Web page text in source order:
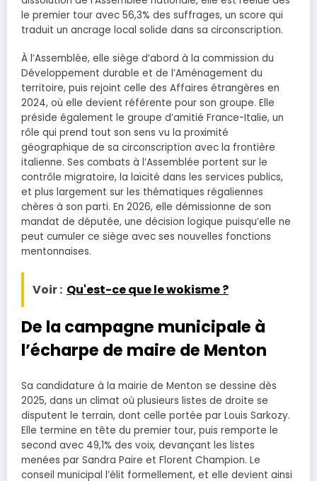
le premier tour avec 56,3% des suffrages, un score qui
traduit un ancrage local solide dans sa circonscription.
À l’Assemblée, elle siège d’abord à la commission du
Développement durable et de l’Aménagement du
territoire, puis rejoint celle des Affaires étrangères en
2024, où elle devient référente pour son groupe. Elle
préside également le groupe d’amitié France-Italie, un
rôle qui prend tout son sens vu la proximité
géographique de sa circonscription avec la frontière
italienne. Ses combats à l’Assemblée portent sur le
contrôle migratoire, la laïcité dans les services publics,
et plus largement sur les thématiques régaliennes
chères à son parti. En 2026, elle démissionne de son
mandat de députée, une décision logique puisqu’elle ne
peut cumuler ce siège avec ses nouvelles fonctions
mentonnaises.
Voir : Qu'est-ce que le wokisme ?
De la campagne municipale à
l’écharpe de maire de Menton
Sa candidature à la mairie de Menton se dessine dès
2025, dans un climat où plusieurs listes de droite se
disputent le terrain, dont celle portée par Louis Sarkozy.
Elle termine en tête du premier tour, puis remporte le
second avec 49,1% des voix, devançant les listes
menées par Sandra Paire et Florent Champion. Le
conseil municipal l’élit formellement, et elle devient ainsi